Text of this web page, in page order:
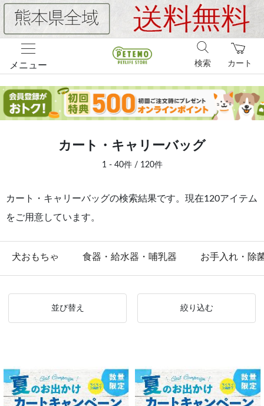
メニュー カート
検索
カート・キャリーバッグ
1 - 40件 / 120件
カート・キャリーバッグの検索結果です。現在120アイテム
をご用意しています。
犬おもちゃ 食器・給水器・哺乳器 お手入れ・除
並び替え 絞り込む